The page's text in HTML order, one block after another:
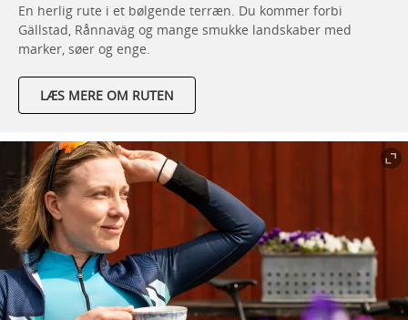
En herlig rute i et bølgende terræn. Du kommer forbi
Gällstad, Rånnaväg og mange smukke landskaber med
marker, søer og enge.
LÆS MERE OM RUTEN